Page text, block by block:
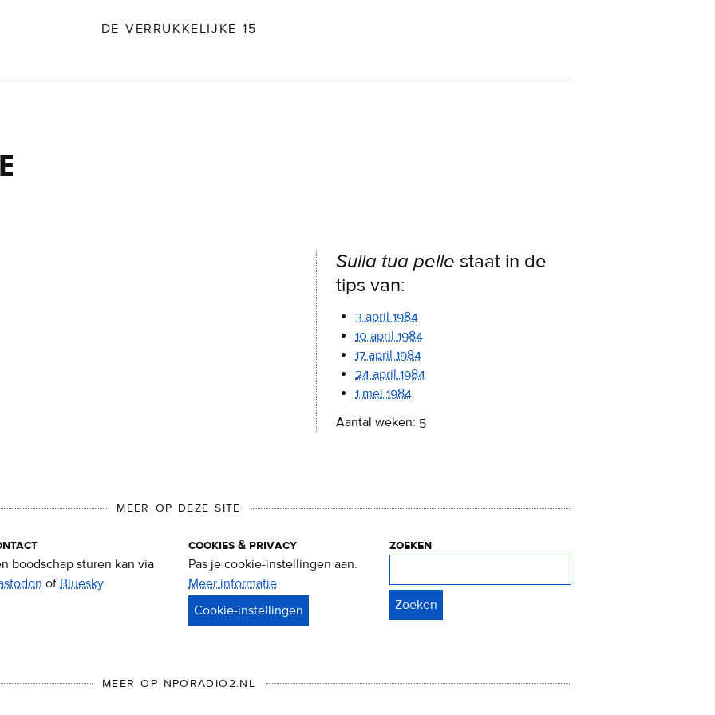
DE VERRUKKELIJKE 15
Sulla tua pelle staat in de
tips van:
3 april 1984
10 april 1984
17 april 1984
24 april 1984
1 mei 1984
Aantal weken: 5
MEER OP DEZE SITE
boodschap sturen kan via
ofBluesky.
cookies & privacy
Pas je cookie-instellingen aan.
Meer informatie
&
zoeken
MEER OP NPORADIO2.NL